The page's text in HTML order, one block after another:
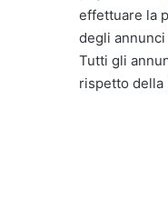
effettuare la
degli
Tutti gli
rispetto della